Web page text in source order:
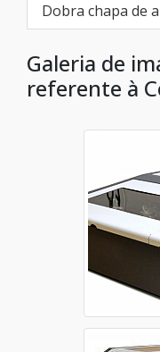
Dobra chapa de
Galeria de
referente à